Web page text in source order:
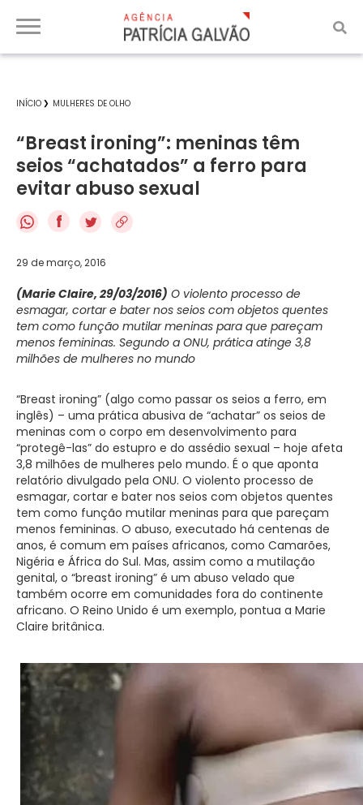
INÍCIO MULHERES DE OLHO
“Breast ironing”: meninas têm
seios “achatados” a ferro para
evitar abuso sexual
f
29 de março, 2016
(Marie Claire, 29/03/2016) O violento processo de
esmagar, cortar e bater nos seios com objetos quentes
tem como função mutilar meninas para que pareçam
menos femininas. Segundo a ONU, prática atinge 3,8
milhões de mulheres no mundo
“Breast ironing” (algo como passar os seios a ferro, em
inglês) – uma prática abusiva de “achatar” os seios de
meninas com o corpo em desenvolvimento para
“protegê-las” do estupro e do assédio sexual – hoje afeta
3,8 milhões de mulheres pelo mundo. É o que aponta
relatório divulgado pela ONU. O violento processo de
esmagar, cortar e bater nos seios com objetos quentes
tem como função mutilar meninas para que pareçam
menos femininas. O abuso, executado há centenas de
anos, é comum em países africanos, como Camarões,
Nigéria e África do Sul. Mas, assim como a mutilação
genital, o “breast ironing” é um abuso velado que
também ocorre em comunidades fora do continente
africano. O Reino Unido é um exemplo, pontua a Marie
Claire britânica.